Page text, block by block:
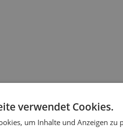
verwendet Cookies.
um Inhalte und Anzeigen